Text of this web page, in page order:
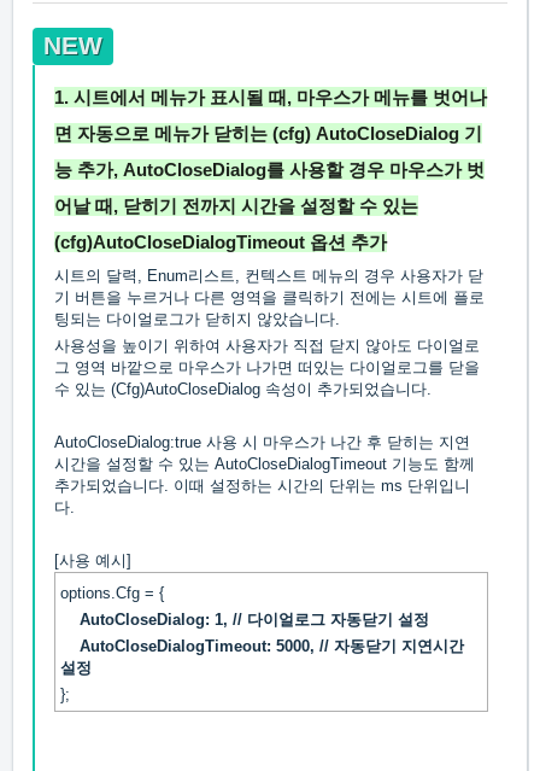
NEW
1. 시트에서 메뉴가 표시될 때, 마우스가 메뉴를 벗어나
면 자동으로 메뉴가 닫히는 (cfg) AutoCloseDialog 기
능 추가, AutoCloseDialog를 사용할 경우 마우스가 벗
어날 때, 닫히기 전까지 시간을 설정할 수 있는
(cfg)AutoCloseDialogTimeout 옵션 추가
시트의 달력, Enum리스트, 컨텍스트 메뉴의 경우 사용자가 닫
기 버튼을 누르거나 다른 영역을 클릭하기 전에는 시트에 플로
팅되는 다이얼로그가 닫히지 않았습니다.
사용성을 높이기 위하여 사용자가 직접 닫지 않아도 다이얼로
그 영역 바깥으로 마우스가 나가면 떠있는 다이얼로그를 닫을
수 있는 (Cfg)AutoCloseDialog 속성이 추가되었습니다.
AutoCloseDialog:true 사용 시 마우스가 나간 후 닫히는 지연
시간을 설정할 수 있는 AutoCloseDialogTimeout 기능도 함께
추가되었습니다. 이때 설정하는 시간의 단위는 ms 단위입니
다.
[사용 예시]
options.Cfg = {
AutoCloseDialog: 1, // 다이얼로그 자동닫기 설정
AutoCloseDialogTimeout: 5000, // 자동닫기 지연시간
설정
};